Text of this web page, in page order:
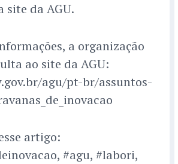
site da AGU.
a organização
ao site da AGU:
agu/pt-br/assuntos-
artigo:
#agu, #labori,